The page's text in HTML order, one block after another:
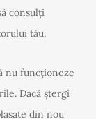
consulți
tău.
nu funcționeze
Dacă ștergi
din nou